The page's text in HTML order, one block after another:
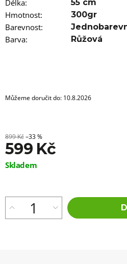
Délka: 55 cm
Hmotnost: 300gr
Barevnost:
Barva: Růžová
Můžeme doručit do: 10.8.2026
899 Kč–33 %
599 Kč
Měrná
Skladem
89
Kč
Původně:
149
Kč